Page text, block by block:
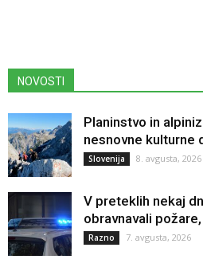
NOVOSTI
Planinstvo in
nesnovne kulturne
Slovenija 8. avgusta, 2026
V preteklih nekaj
obravnavali
Razno 7. avgusta, 2026